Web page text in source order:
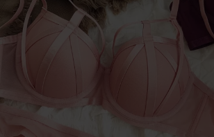
której operatorem i usługodawcą w
ustawy o świadczeniu usług drogą
R&B Commerce spółka z ograniczoną
działająca w charakterze pośrednika
konsumentom zawieranie umów
osobami trzecimi, tj. zewnętrznymi
niezależnymi od R&B Commerce spółka